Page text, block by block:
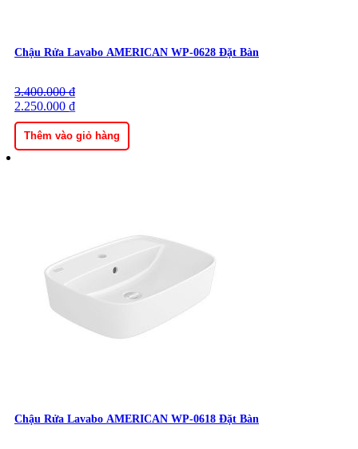
Chậu Rửa Lavabo AMERICAN WP-0628 Đặt Bàn
3.400.000₫
Giá
gốc
là:
3.400.000 ₫.
2.250.000 ₫
Giá
hiện
tại
là:
2.250.000 ₫.
Thêm vào giỏ hàng
Chậu Rửa Lavabo AMERICAN WP-0618 Đặt Bàn